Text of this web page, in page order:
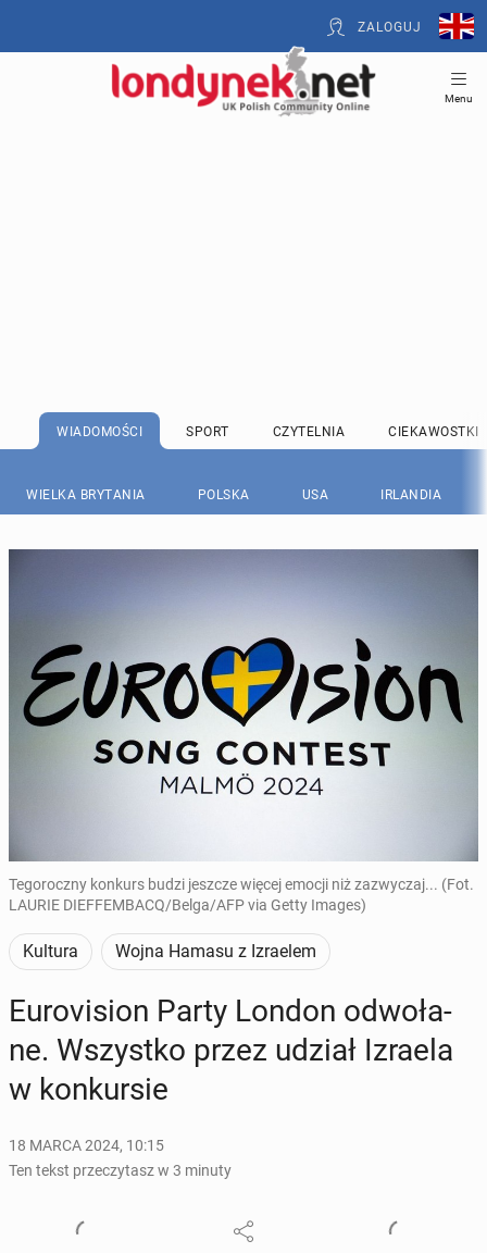
ZALOGUJ
Menu
WIADOMOŚCI SPORT CZYTELNIA CIEKAWOSTKI
WIELKA BRYTANIA POLSKA USA IRLANDIA
Tegoroczny konkurs budzi jeszcze więcej emocji niż zazwyczaj... (Fot.
LAURIE DIEFFEMBACQ/Belga/AFP via Getty Images)
Kultura Wojna Hamasu z Izraelem
Eu­ro­vi­sion Party London od­wo­ła­
ne. Wszyst­ko przez udział Izraela
w kon­kur­sie
18 MARCA 2024, 10:15
Ten tekst przeczytasz w 3 minuty